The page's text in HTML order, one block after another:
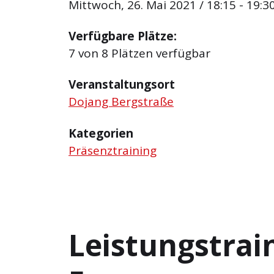
Mittwoch, 26. Mai 2021 / 18:15 -
Verfügbare Plätze:
7 von 8 Plätzen verfügbar
Veranstaltungsort
Dojang Bergstraße
Kategorien
Präsenztraining